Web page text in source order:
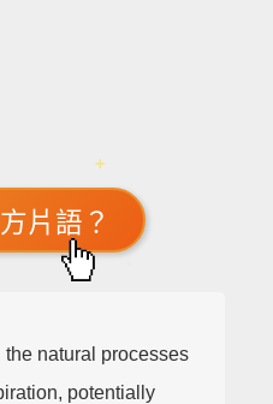
片語？
the natural processes
potentially